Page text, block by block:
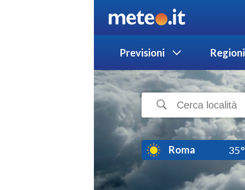
Previsioni Regioni
Roma 35°